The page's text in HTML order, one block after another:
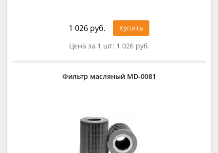
1 026 руб.
Купить
Цена за 1 шт: 1 026 руб.
Фильтр масляный MD-0081